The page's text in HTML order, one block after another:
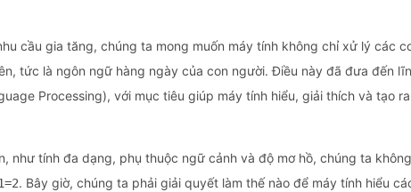
cầu gia tăng, chúng ta mong muốn máy tính không chỉ xử lý các
tức là ngôn ngữ hàng ngày của con người. Điều này đã đưa đến
Processing), với mục tiêu giúp máy tính hiểu, giải thích và tạo ra
như tính đa dạng, phụ thuộc ngữ cảnh và độ mơ hồ, chúng ta không
. Bây giờ, chúng ta phải giải quyết làm thế nào để máy tính hiểu